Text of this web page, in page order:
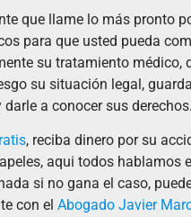
que llame lo más pronto
para que usted pueda
su tratamiento médico,
su situación legal,
darle a conocer sus derechos.
, reciba dinero por su
aqui todos hablamos
si no gana el caso,
con el Abogado Javier